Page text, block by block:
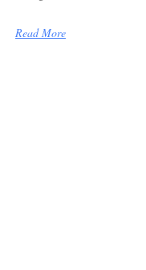
Read More